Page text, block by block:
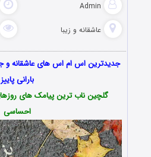
Admin
عاشقانه و زیبا
جدیدترین اس ام اس های عاشقانه و
بارانیپاییز
گلچین ناب ترین پیامک های
احساسی